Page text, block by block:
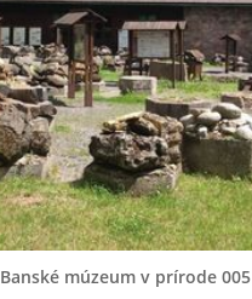
Banské múzeum v prírode 005